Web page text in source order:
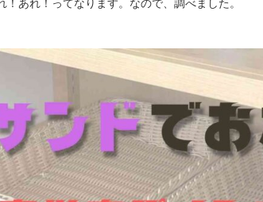
あれ！ってなります。なので、調べました。